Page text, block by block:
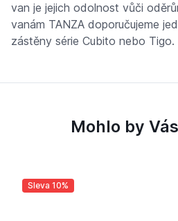
van je jejich odolnost vůči
vanám TANZA doporučujeme
zástěny série Cubito nebo Tigo.
Mohlo by
Sleva 10%